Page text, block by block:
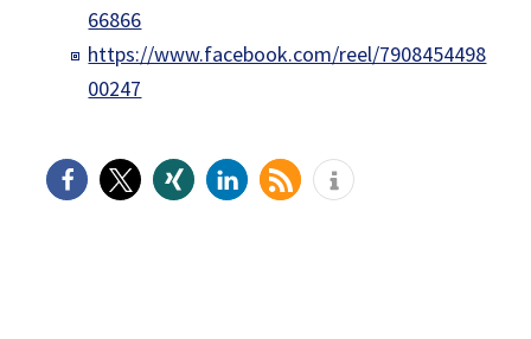
66866
https://www.facebook.com/reel/7908454498
00247